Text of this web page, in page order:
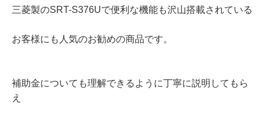
三菱製のSRT-S376Uで便利な機能も沢山搭載されている
お客様にも人気のお勧めの商品です。
補助金についても理解できるように丁寧に説明してもら
え